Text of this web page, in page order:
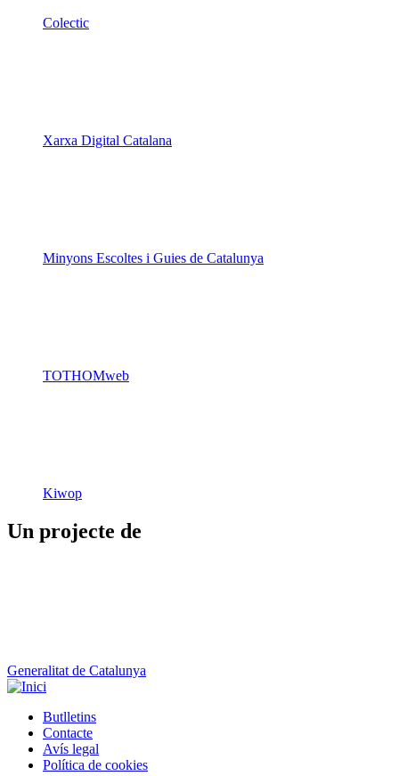
Colectic
Xarxa Digital Catalana
Minyons Escoltes i Guies de Catalunya
TOTHOMweb
Kiwop
Un projecte de
Generalitat de Catalunya
Peu
Butlletins
Contacte
Avís legal
Política de cookies